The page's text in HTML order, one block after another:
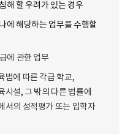
해 할 우려가 있는 경우
에 해당하는 업무를 수행할
에 관한 업무
법에 따른 각급 학교,
시설, 그 밖의 다른 법률에
서의 성적평가 또는 입학자